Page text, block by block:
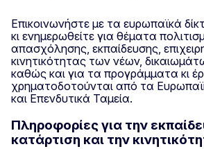
Επικοινωνήστε με τα ευρωπαϊκά
κι ενημερωθείτε για θέματα
απασχόλησης, εκπαίδευσης,
κινητικότητας των νέων,
καθώς και για τα προγράμματα κι
χρηματοδοτούνται από τα
και Επενδυτικά Ταμεία.
Πληροφορίες για την
κατάρτιση και την